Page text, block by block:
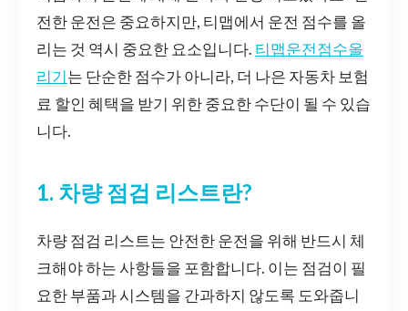
전한 운전은 중요하지만, 티맵에서 운전 점수를 올
리는 것 역시 중요한 요소입니다. 티맵운전점수올
리기는 단순한 점수가 아니라, 더 나은 자동차 보험
료 할인 혜택을 받기 위한 중요한 수단이 될 수 있습
니다.
1. 차량 점검 리스트란?
차량 점검 리스트는 안전한 운전을 위해 반드시 체
크해야 하는 사항들을 포함합니다. 이는 점검이 필
요한 부품과 시스템을 간과하지 않도록 도와줍니